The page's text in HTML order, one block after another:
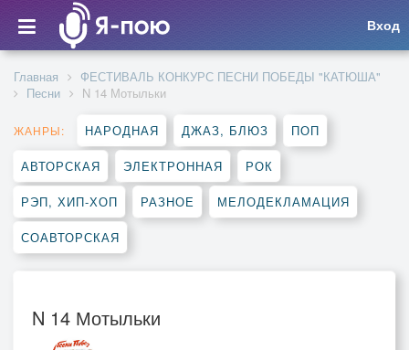
Вход
Главная
ФЕСТИВАЛЬ КОНКУРС ПЕСНИ ПОБЕДЫ "КАТЮША"
Песни
N 14 Мотыльки
ЖАНРЫ: НАРОДНАЯ ДЖАЗ, БЛЮЗ ПОП
АВТОРСКАЯ ЭЛЕКТРОННАЯ РОК
РЭП, ХИП-ХОП РАЗНОЕ МЕЛОДЕКЛАМАЦИЯ
СОАВТОРСКАЯ
N 14 Мотыльки